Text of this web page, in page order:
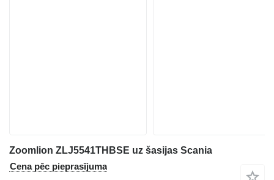
Zoomlion ZLJ5541THBSE uz šasijas Scania
Cena pēc pieprasījuma